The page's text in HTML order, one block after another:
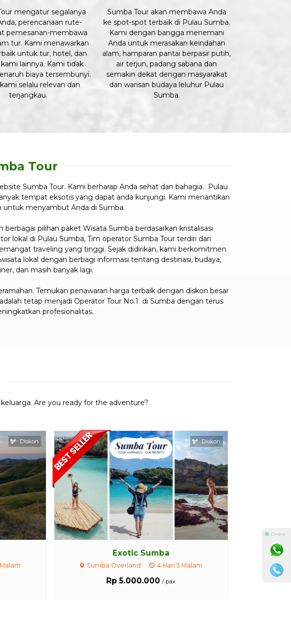
mengatur segalanya
perencanaan rute-
pemesanan-membawa
tur. Kami menawarkan
untuk tur, hotel, dan
lainnya. Kami tidak
biaya tersembunyi.
selalu relevan dan
terjangkau.
Sumba Tour akan membawa Anda
ke spot-spot terbaik di Pulau Sumba.
Kami dengan bangga menemani
Anda untuk merasakan keindahan
alam, hamparan pantai berpasir putih,
air terjun, padang sabana dan
semakin dekat dengan masyarakat
dan warisan budaya leluhur Pulau
Sumba.
Tour
Sumba Tour. Kami berharap Anda sehat dan bahagia. Pulau
tempat eksotis yang dapat anda kunjungi. Kami menantikan
untuk menyambut Anda di Sumba.
pilihan paket Wisata Sumba berdasarkan kristalisasi
lokal di Pulau Sumba, Tim operator Sumba Tour terdiri dari
traveling yang tinggi. Sejak didirikan, kami berkomitmen
lokal dengan berbagi informasi tentang destinasi, budaya,
dan masih banyak lagi.
Temukan penawaran harga terbaik dengan diskon besar
tetap menjadi Operator Tour No.1 di Sumba dengan terus
profesionalitas.
Are you ready for the adventure?
Diskon
Exotic Sumba
Sumba Overland 4 Hari 3 Malam
Rp 5.000.000 / pax
Diskon
⚫ Online